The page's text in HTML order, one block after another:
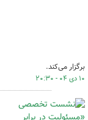
برگزار می‌کند.
۱۰ دی ۰۴ - ۲۰:۳۰